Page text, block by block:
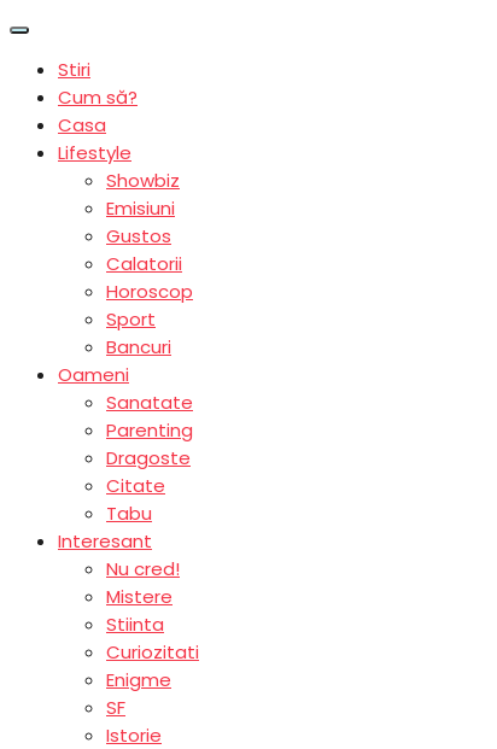
Stiri
Cum să?
Casa
Lifestyle
Showbiz
Emisiuni
Gustos
Calatorii
Horoscop
Sport
Bancuri
Oameni
Sanatate
Parenting
Dragoste
Citate
Tabu
Interesant
Nu cred!
Mistere
Stiinta
Curiozitati
Enigme
SF
Istorie